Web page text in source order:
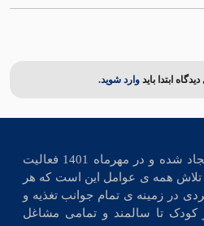
ابتدا باید وارد شوید.
مگ فود در آذر ماه 1400 ایجاد شده و در مهرماه 1401 فعالیت
همه ی عوامل این است که هر
در زمینه ی تمام جوانب تغذیه و
کودک تا سالمند و تمامی مشاغل